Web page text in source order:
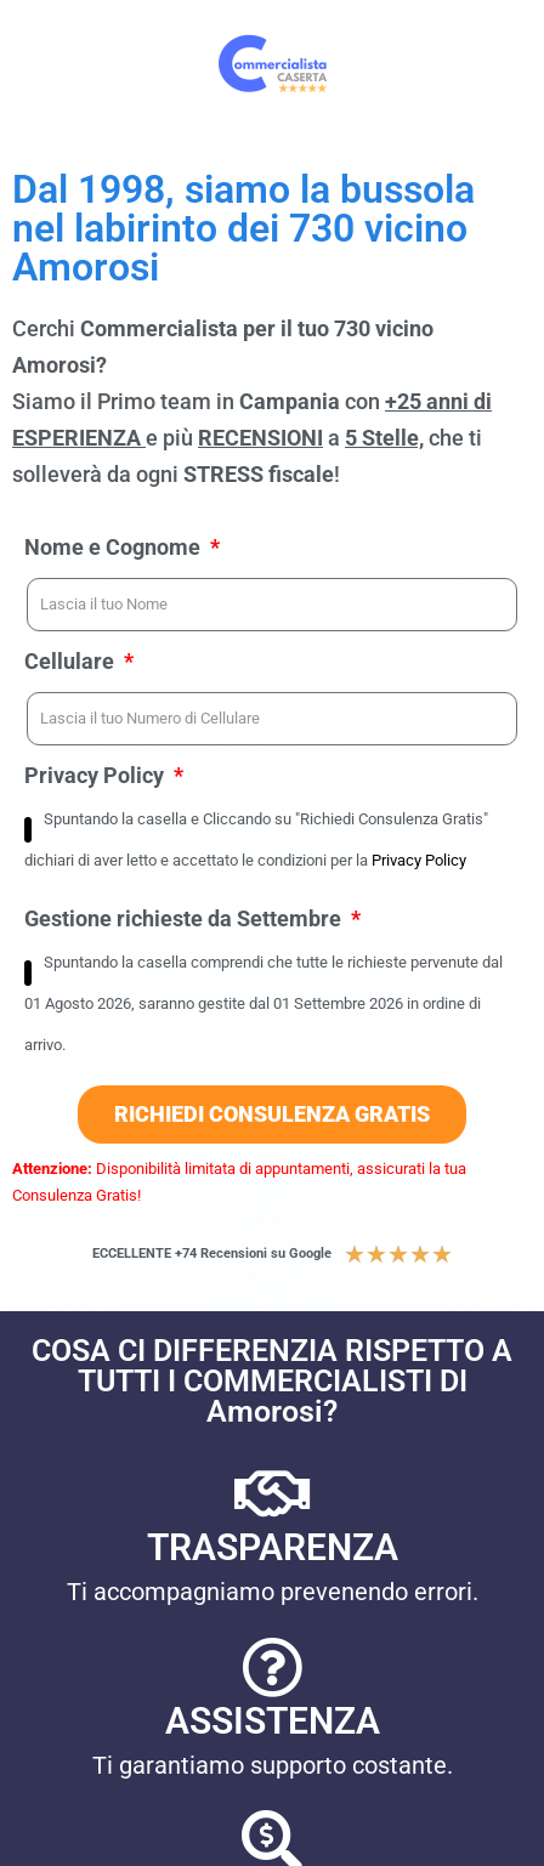
Dal 1998, siamo la bussola
nel labirinto dei 730 vicino
Amorosi
Cerchi Commercialista per il tuo 730 vicino
Amorosi?
Siamo il Primo team in Campania con +25 anni di
ESPERIENZAe più RECENSIONI a 5 Stelle,che ti
solleverà da ogni STRESS fiscale!
Nome e Cognome
Cellulare
Privacy Policy
Spuntando la casella e Cliccando su "Richiedi Consulenza Gratis"
dichiari di aver letto e accettato le condizioni per la Privacy Policy
Gestione richieste da Settembre
Spuntando la casella comprendi che tutte le richieste pervenute dal
01 Agosto 2026, saranno gestite dal 01 Settembre 2026 in ordine di
arrivo.
RICHIEDI CONSULENZA GRATIS
Attenzione: Disponibilità limitata di appuntamenti, assicurati la tua
Consulenza Gratis!
ECCELLENTE +74 Recensioni su Google ★★★★★
COSA CI DIFFERENZIA RISPETTO A
TUTTI I COMMERCIALISTI DI
Amorosi?
TRASPARENZA
Ti accompagniamo prevenendo errori.
ASSISTENZA
Ti garantiamo supporto costante.